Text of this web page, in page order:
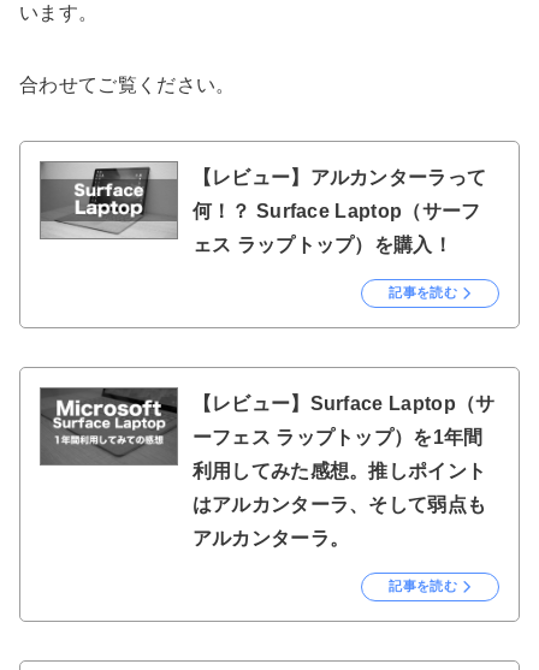
います。
合わせてご覧ください。
【レビュー】アルカンターラって
何！？ Surface Laptop（サーフ
ェス ラップトップ）を購入！
記事を読む
【レビュー】Surface Laptop（サ
ーフェス ラップトップ）を1年間
利用してみた感想。推しポイント
はアルカンターラ、そして弱点も
アルカンターラ。
記事を読む